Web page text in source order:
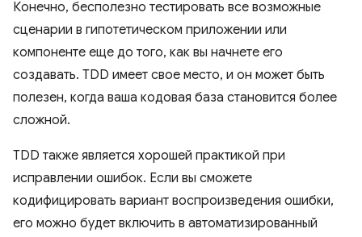
Конечно, бесполезно тестировать все возможные
сценарии в гипотетическом приложении или
компоненте еще до того, как вы начнете его
создавать. TDD имеет свое место, и он может быть
полезен, когда ваша кодовая база становится более
сложной.
TDD также является хорошей практикой при
исправлении ошибок. Если вы сможете
кодифицировать вариант воспроизведения ошибки,
его можно будет включить в автоматизированный